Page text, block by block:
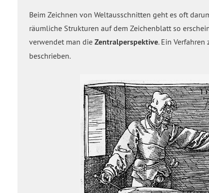
Beim Zeichnen von Weltausschnitten geht es oft
räumliche Strukturen auf dem Zeichenblatt so
verwendet man die Zentralperspektive. Ein
beschrieben.
Seite*